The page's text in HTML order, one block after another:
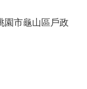
園市龜山區戶政